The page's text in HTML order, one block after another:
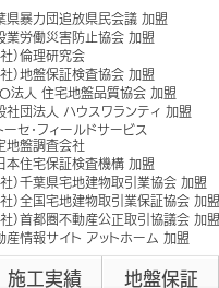
県暴力団追放県民会議 加盟
業労働災害防止協会 加盟
社）倫理研究会
社）地盤保証検査協会 加盟
法人 住宅地盤品質協会 加盟
社団法人 ハウスワランティ 加盟
ーセ･フィールドサービス
地盤調査会社
本住宅保証検査機構 加盟
社）千葉県宅地建物取引業協会 加盟
社）全国宅地建物取引業保証協会 加盟
社）首都圏不動産公正取引協議会 加盟
産情報サイト アットホーム 加盟
施工実績 地盤保証